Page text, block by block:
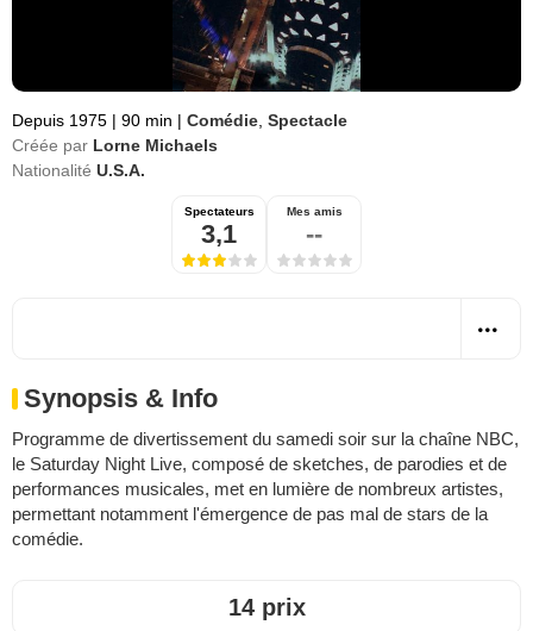
Depuis 1975 | 90 min | Comédie Spectacle
Créée par Lorne Michaels
Nationalité U.S.A.
Spectateurs
3,1
Mes amis
--
Synopsis & Info
Programme de divertissement du samedi soir sur la chaîne NBC,
le Saturday Night Live, composé de sketches, de parodies et de
performances musicales, met en lumière de nombreux artistes,
permettant notamment l'émergence de pas mal de stars de la
comédie.
14 prix